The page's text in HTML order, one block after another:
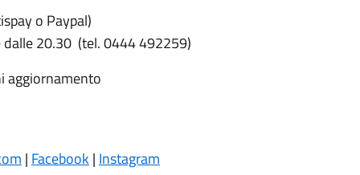
o Paypal)
dalle 20.30 (tel. 0444 492259)
aggiornamento
| Facebook | Instagram